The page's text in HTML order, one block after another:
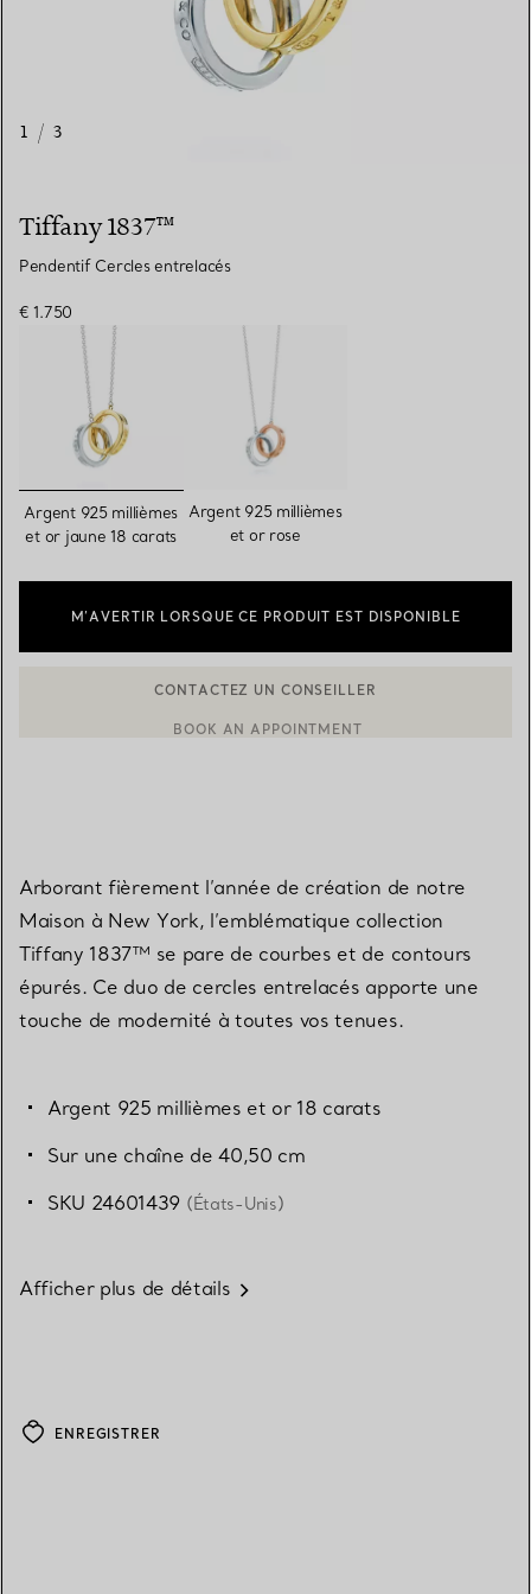
1 / 3
Tiffany 1837™
Pendentif Cercles entrelacés
€ 1.750
sélectionnés
Argent 925 millièmes
et or jaune 18 carats
Argent 925 millièmes
et or rose
M’AVERTIR LORSQUE CE PRODUIT EST DISPONIBLE
Arborant fièrement l’année de création de notre
Maison à New York, l’emblématique collection
Tiffany 1837™ se pare de courbes et de contours
épurés. Ce duo de cercles entrelacés apporte une
touche de modernité à toutes vos tenues.
Argent 925 millièmes et or 18 carats
Sur une chaîne de 40,50 cm
SKU 24601439 (États-Unis)
Afficher plus de détails
ENREGISTRER